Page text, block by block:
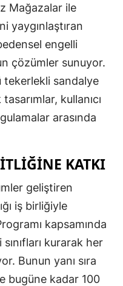
Trabzon
Tunceli
Şanlıurfa
Uşak
Yozgat
Aksaray
Bayburt
Karaman
Mağazalar ile
yaygınlaştıran
engelli
çözümler sunuyor.
tekerlekli sandalye
kullanıcı
arasında
KATKI
geliştiren
iş birliğiyle
kapsamında
kurarak her
Bunun yanı sıra
bugüne kadar 100